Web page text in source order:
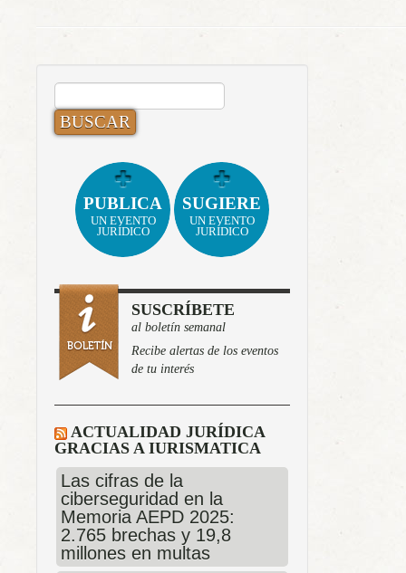
BUSCAR:
PUBLICA
UN EVENTO
JURÍDICO
SUGIERE
UN EVENTO
JURÍDICO
SUSCRÍBETE
al boletín semanal
Recibe alertas de los eventos
de tu interés
ACTUALIDAD JURÍDICA
GRACIAS A IURISMATICA
Las cifras de la
ciberseguridad en la
Memoria AEPD 2025:
2.765 brechas y 19,8
millones en multas